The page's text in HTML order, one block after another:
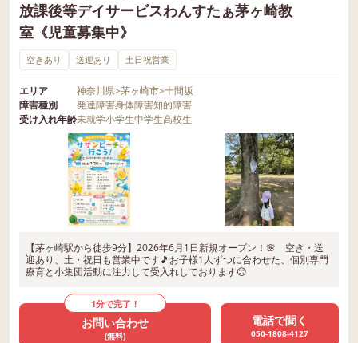
放課後等デイサービスわんすたぁ茅ヶ崎教
室《児童募集中》
空きあり 送迎あり 土日祝営業
エリア 神奈川県>茅ヶ崎市>十間坂
障害種別
発達障害身体障害知的障害
受け入れ年齢未就学小学生中学生高校生
【茅ヶ崎駅から徒歩9分】2026年6月1日新規オープン！🌸 空き・送
迎あり、土・祝日も営業中です🎵お子様1人ずつに合わせた、個別専門
療育と小集団活動に注力して受入れしております😊
1分で完了！
お問い合わせ
(無料)
電話で聞く
050-1808-4127